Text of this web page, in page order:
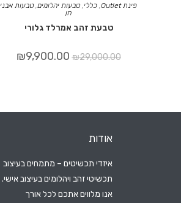
פינת Outlet כללי ,טבעות יהלומים ,טבעות אבני
חן
טבעת זהב אמרלד גלורי
₪29,000.00
₪9,900.00
אודות
איזדי תכשיטים – מתמחים בעיצוב
תכשיטי זהב ויהלומים בעיצוב אישי.
אנו מלווים אתכם לכל אורך